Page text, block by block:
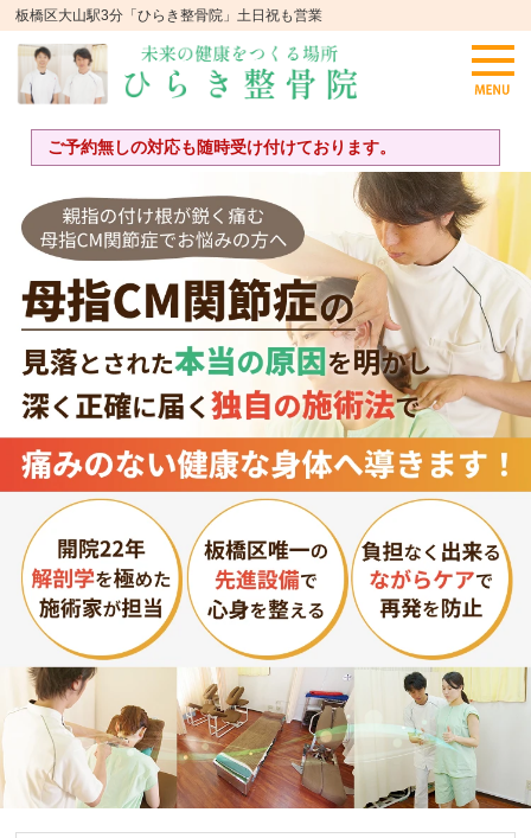
板橋区大山駅3分「ひらき整骨院」土日祝も営業
ご予約無しの対応も随時受け付けております。